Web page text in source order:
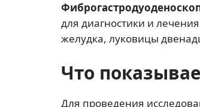
для диагностики и
желудка, луковицы
Что
Для проведения